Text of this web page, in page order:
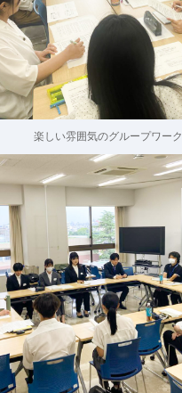
楽しい雰囲気のグループワーク